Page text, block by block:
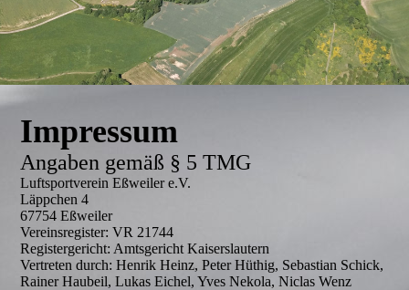
Impressum
Angaben gemäß § 5 TMG
Luftsportverein Eßweiler e.V.
Läppchen 4
67754 Eßweiler
Vereinsregister: VR 21744
Registergericht: Amtsgericht Kaiserslautern
Vertreten durch: Henrik Heinz, Peter Hüthig, Sebastian Schick,
Rainer Haubeil, Lukas Eichel, Yves Nekola, Niclas Wenz